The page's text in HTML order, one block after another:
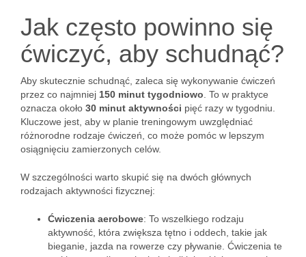
Jak często powinno się
ćwiczyć, aby schudnąć?
Aby skutecznie schudnąć, zaleca się wykonywanie ćwiczeń
przez co najmniej 150 minut tygodniowo . To w praktyce
oznacza około 30 minut aktywności pięć razy w tygodniu.
Kluczowe jest, aby w planie treningowym uwzględniać
różnorodne rodzaje ćwiczeń, co może pomóc w lepszym
osiągnięciu zamierzonych celów.
W szczególności warto skupić się na dwóch głównych
rodzajach aktywności fizycznej:
Ćwiczenia aerobowe: To wszelkiego rodzaju
aktywność, która zwiększa tętno i oddech, takie jak
bieganie, jazda na rowerze czy pływanie. Ćwiczenia te